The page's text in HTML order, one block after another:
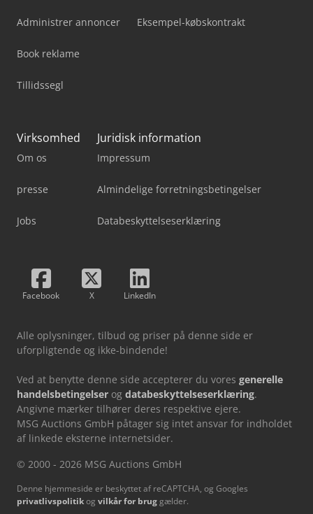
Administrer annoncer
Book reklame
Tillidssegl
Eksempel-købskontrakt
Virksomhed
Om os
presse
Jobs
Juridisk information
Impressum
Almindelige forretningsbetingelser
Databeskyttelseserklæring
Facebook X LinkedIn
Alle oplysninger, tilbud og priser på denne side er
uforpligtende og ikke-bindende!
Ved at benytte denne side accepterer du vores generelle
handelsbetingelser og databeskyttelseserklæring.
Angivne mærker tilhører deres respektive ejere.
MSG Auctions GmbH påtager sig intet ansvar for indholdet
af linkede eksterne internetsider.
© 2000 - 2026 MSG Auctions GmbH
Denne hjemmeside er beskyttet af reCAPTCHA, og Googles
privatlivspolitikog vilkår for brug gælder.